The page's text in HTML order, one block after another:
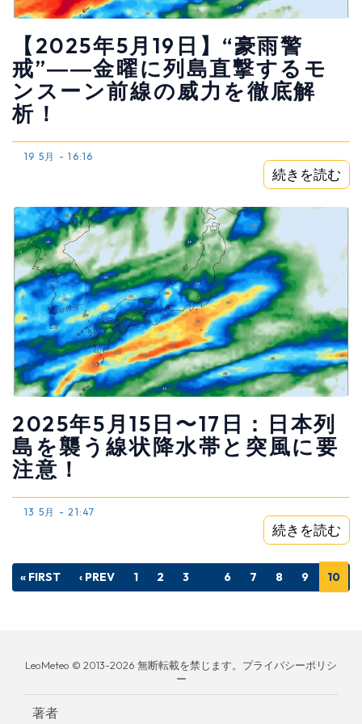
【2025年5月19日】“豪雨警
戒”――金曜に列島直撃するモ
ンスーン前線の威力を徹底解
析！
19 5月 - 16:16
続きを読む
2025年5月15日〜17日：日本列
島を襲う線状降水帯と突風に要
注意！
13 5月 - 21:47
続きを読む
« FIRST ‹ PREV 1 2 3 6 7 8 9 10
LeoMeteo © 2013-2026 無断転載を禁じます。プライバシーポリシ
ー
著者